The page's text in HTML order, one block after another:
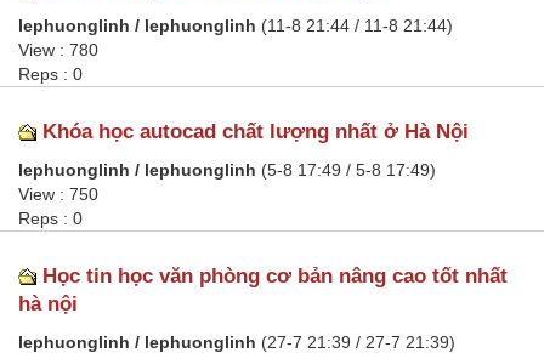
lephuonglinh / lephuonglinh (11-8 21:44 / 11-8 21:44)
View : 780
Reps : 0
Khóa học autocad chất lượng nhất ở Hà Nội
lephuonglinh / lephuonglinh (5-8 17:49 / 5-8 17:49)
View : 750
Reps : 0
Học tin học văn phòng cơ bản nâng cao tốt nhất
hà nội
lephuonglinh / lephuonglinh (27-7 21:39 / 27-7 21:39)